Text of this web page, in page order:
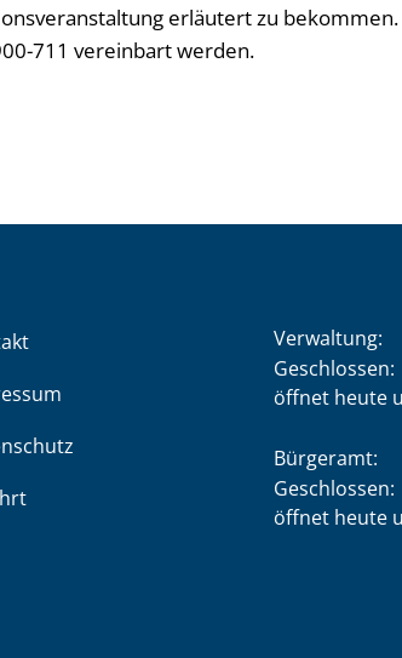
erläutert zu
711 vereinbart werden.
Verwaltung:
Klicken, um
Geschlossen:
öffnet heute
Bürgeramt:
Klicken, um
Geschlossen:
öffnet heute